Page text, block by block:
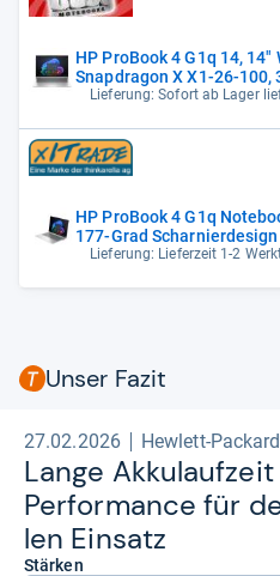
HP ProBook 4 G1q 14, 14"
Snapdragon X X1-26-100,
SSD,
Lieferung: Sofort ab Lager
HP ProBook 4 G1q
177-Grad Scharnierdesign
Lieferung: Lieferzeit 1-2
Unser Fazit
27.02.2026 Hewlett-
Lange
Per­for­mance für
len Ein­satz
Stärken